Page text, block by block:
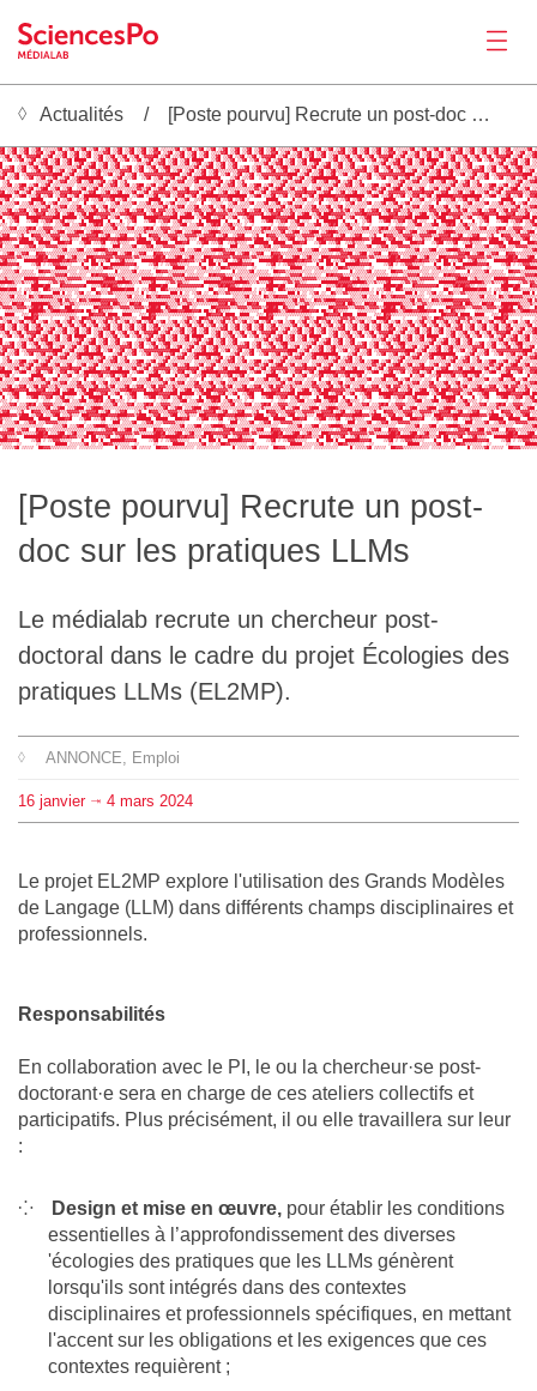
Actualités
Productions
Activités
Outils
Séminaire
L'équipe
Le médialab
Actualités [Poste pourvu] Recrute un post-doc sur les pratiques LLMs
▓█ ░▒▓█ ░▒▓█ ░▒▓█ ░▒░░▒▒▓█ ░▒▓█ ░▒▓█ ░▒▓█ ░▒▓█ ░▒▓█ ░▒▓█ ░▒▓█ ░▒▓█ ░▒░░▒▒▓█ ░▒▓█ ░▒▓█ ░▒▓█ ░▒▓█ ░▒▓█ ░▒▓█ ░▒▓█ ░▒▓█ ░▒░░▒▒▓█ ░▒▓█ ░▒▓█ ░▒▓█ ░▒▓█ ░▒▓█ ░▒▓█ ░▒▓█ ░▒▓█ ░▒░░▒▒▓█ ░▒▓█ ░▒▓█ ░▒▓█ ░▒▓█ ░▒▓█ ░▒▓█ ░▒▓█ ░▒▓█ ░▒░░▒▒▓█
▓█ ░▒▓█ ░▒▓█ ░▒▓▓█ ░▒▓█ ░▒▓█ ░▒▓█ ░▒▓█ ░▒▒▒▓▓█ ░▒▓█ ░▒▓█ ░▒▓█ ░▒▓▓█ ░▒▓█ ░▒▓█ ░▒▓█ ░▒▓█ ░▒▒▒▓▓█ ░▒▓█ ░▒▓█ ░▒▓█ ░▒▓▓█ ░▒▓█ ░▒▓█ ░▒▓█ ░▒▓█ ░▒▒▒▓▓█ ░▒▓█ ░▒▓█ ░▒▓█ ░▒▓▓█ ░▒▓█ ░▒▓█ ░▒▓█ ░▒▓█ ░▒▒▒▓▓█ ░▒▓█ ░▒▓█ ░▒▓█ ░▒▓▓█ ░▒▓█
░▒▓█ ░▒▓█ ░▓▓▓▓██ ░▒▓█ ░▒▒▓█ ░▒▓█ ░▒▓█ ░▒▓█ ░▒▓█ ░▒▓█ ░▒▓█ ░▓▓▓▓██ ░▒▓█ ░▒▒▓█ ░▒▓█ ░▒▓█ ░▒▓█ ░▒▓█ ░▒▓█ ░▒▓█ ░▓▓▓▓██ ░▒▓█ ░▒▒▓█ ░▒▓█ ░▒▓█ ░▒▓█ ░▒▓█ ░▒▓█ ░▒▓█ ░▓▓▓▓██ ░▒▓█ ░▒▒▓█ ░▒▓█ ░▒▓█ ░▒▓█ ░▒▓█ ░▒▓█ ░▒▓█ ░▓▓▓▓██ ░▒▓█
░▒▓█ ░▒▓█ ░▒▓█ ░▒▓█ ░▒▓█ ░▒▓█ █████   ░▒▓█ ░▒▒▓█ ░▒▓█ ░▒▓█ ░▒▓█ ░▒▓█ ░▒▓█ ░▒▓█ █████   ░▒▓█ ░▒▒▓█ ░▒▓█ ░▒▓█ ░▒▓█ ░▒▓█ ░▒▓█ ░▒▓█ █████   ░▒▓█ ░▒▒▓█ ░▒▓█ ░▒▓█ ░▒▓█ ░▒▓█ ░▒▓█ ░▒▓█ █████   ░▒▓█ ░▒▒▓█ ░▒▓█ ░▒▓█ ░▒▓█ ░▒▓█ ░▒▓█
█       ░░░▒▓█ ░▒▓▓█ ░▒▓█ ░▒▓█ ░▒▓█ ░▒▓█ ░▒▓█ ░▒▓█       ░░░▒▓█ ░▒▓▓█ ░▒▓█ ░▒▓█ ░▒▓█ ░▒▓█ ░▒▓█ ░▒▓█       ░░░▒▓█ ░▒▓▓█ ░▒▓█ ░▒▓█ ░▒▓█ ░▒▓█ ░▒▓█ ░▒▓█       ░░░▒▓█ ░▒▓▓█ ░▒▓█ ░▒▓█ ░▒▓█ ░▒▓█ ░▒▓█ ░▒▓█       ░░░▒▓█ ░▒▓▓█ ░▒▓█
█ ░▒▓█ ░▒▓█ ░▒▓█ ░▒▓██░░░░░░░▒▒▒▓█ ░▒▓██ ░▒▓█ ░▒▓█ ░▒▓█ ░▒▓█ ░▒▓█ ░▒▓██░░░░░░░▒▒▒▓█ ░▒▓██ ░▒▓█ ░▒▓█ ░▒▓█ ░▒▓█ ░▒▓█ ░▒▓██░░░░░░░▒▒▒▓█ ░▒▓██ ░▒▓█ ░▒▓█ ░▒▓█ ░▒▓█ ░▒▓█ ░▒▓██░░░░░░░▒▒▒▓█ ░▒▓██ ░▒▓█ ░▒▓█ ░▒▓█ ░▒▓█ ░▒▓█
▒▓▓▓▓█ ░▒▓█  ░▒▓█ ░▒▓█ ░▒▓█ ░▒▓█ ░▒▓█ ░▒▓█▒▒▒▒▒▒▒▒▓▓▓▓█ ░▒▓█  ░▒▓█ ░▒▓█ ░▒▓█ ░▒▓█ ░▒▓█ ░▒▓█▒▒▒▒▒▒▒▒▓▓▓▓█ ░▒▓█  ░▒▓█ ░▒▓█ ░▒▓█ ░▒▓█ ░▒▓█ ░▒▓█▒▒▒▒▒▒▒▒▓▓▓▓█ ░▒▓█  ░▒▓█ ░▒▓█ ░▒▓█ ░▒▓█ ░▒▓█ ░▒▓█▒▒▒▒▒▒▒▒▓▓▓▓█ ░▒▓█  ░▒▓█ ░▒▓█ ░▒▓█
▒▓█ ░▒▓█ ░▒▓▓▓▓▓▓▓▓▓▓▓████ ░▒▓█ ░░▒▓█ ░▒▓█ ░▒▓█ ░▒▓█ ░▒▓█ ░▒▓▓▓▓▓▓▓▓▓▓▓████ ░▒▓█ ░░▒▓█ ░▒▓█ ░▒▓█ ░▒▓█ ░▒▓█ ░▒▓▓▓▓▓▓▓▓▓▓▓████ ░▒▓█ ░░▒▓█ ░▒▓█ ░▒▓█ ░▒▓█ ░▒▓█ ░▒▓▓▓▓▓▓▓▓▓▓▓████ ░▒▓█ ░░▒▓█ ░▒▓█ ░▒▓█ ░▒▓█ ░▒▓█ ░▒▓▓▓▓▓▓▓▓▓▓▓████
▓█ ░▒▒▓█  ░▒▓█ ░▒▓█ ░▒▓█ ░▒▓█ ░▒▓██████████    ░▒▓█ ░▒▒▓█  ░▒▓█ ░▒▓█ ░▒▓█ ░▒▓█ ░▒▓██████████    ░▒▓█ ░▒▒▓█  ░▒▓█ ░▒▓█ ░▒▓█ ░▒▓█ ░▒▓██████████    ░▒▓█ ░▒▒▓█  ░▒▓█ ░▒▓█ ░▒▓█ ░▒▓█ ░▒▓██████████    ░▒▓█ ░▒▒▓█  ░▒▓█ ░▒▓█ ░▒▓█
░▒▓           ░░░░▒▓█ ░▒▓▓█ ░░▒▓█ ░▒▓█ ░▒▓█ ░▒▓█ ░▒▓           ░░░░▒▓█ ░▒▓▓█ ░░▒▓█ ░▒▓█ ░▒▓█ ░▒▓█ ░▒▓           ░░░░▒▓█ ░▒▓▓█ ░░▒▓█ ░▒▓█ ░▒▓█ ░▒▓█ ░▒▓           ░░░░▒▓█ ░▒▓▓█ ░░▒▓█ ░▒▓█ ░▒▓█ ░▒▓█ ░▒▓           ░░░░▒▓█
░▒▓█ ░▒▓██ ░▒▓█ ░▒▓█ ░▒░░░░░░░ ░░░░▒▒▒░▒▓█ ░▒▓▓█ ░▒▓█ ░▒▓██ ░▒▓█ ░▒▓█ ░▒░░░░░░░ ░░░░▒▒▒░▒▓█ ░▒▓▓█ ░▒▓█ ░▒▓██ ░▒▓█ ░▒▓█ ░▒░░░░░░░ ░░░░▒▒▒░▒▓█ ░▒▓▓█ ░▒▓█ ░▒▓██ ░▒▓█ ░▒▓█ ░▒░░░░░░░ ░░░░▒▒▒░▒▓█ ░▒▓▓█ ░▒▓█ ░▒▓██ ░▒▓█ ░▒▓█
▒▒░░▒▒▒▒▓▓▒▒▓█ ░▒▓██ ░▒▓█ ░▒▓█  ░▒▓█ ░▒▓█ ░▒▒▒▒▒▒▒▒░░▒▒▒▒▓▓▒▒▓█ ░▒▓██ ░▒▓█ ░▒▓█  ░▒▓█ ░▒▓█ ░▒▒▒▒▒▒▒▒░░▒▒▒▒▓▓▒▒▓█ ░▒▓██ ░▒▓█ ░▒▓█  ░▒▓█ ░▒▓█ ░▒▒▒▒▒▒▒▒░░▒▒▒▒▓▓▒▒▓█ ░▒▓██ ░▒▓█ ░▒▓█  ░▒▓█ ░▒▓█ ░▒▒▒▒▒▒▒▒░░▒▒▒▒▓▓▒▒▓█ ░▒▓██ ░▒▓█
▓█ ░▒▒▓█ ░▒▓█ ░▓▓▓▓▓▓▓▒▒▒▓▓▓▓█▓▓▓█ ░▒▓▓█  ░▒▓█ ░▒▓█ ░▒▒▓█ ░▒▓█ ░▓▓▓▓▓▓▓▒▒▒▓▓▓▓█▓▓▓█ ░▒▓▓█  ░▒▓█ ░▒▓█ ░▒▒▓█ ░▒▓█ ░▓▓▓▓▓▓▓▒▒▒▓▓▓▓█▓▓▓█ ░▒▓▓█  ░▒▓█ ░▒▓█ ░▒▒▓█ ░▒▓█ ░▓▓▓▓▓▓▓▒▒▒▓▓▓▓█▓▓▓█ ░▒▓▓█  ░▒▓█ ░▒▓█ ░▒▒▓█ ░▒▓█
█████ ░▒▓██ ░░▒▓█ ░▒▓█ ░▒▓▓█ ░▒▓█ ░███████▓▓▓▓████████ ░▒▓██ ░░▒▓█ ░▒▓█ ░▒▓▓█ ░▒▓█ ░███████▓▓▓▓████████ ░▒▓██ ░░▒▓█ ░▒▓█ ░▒▓▓█ ░▒▓█ ░███████▓▓▓▓████████ ░▒▓██ ░░▒▓█ ░▒▓█ ░▒▓▓█ ░▒▓█ ░███████▓▓▓▓████████ ░▒▓██ ░░▒▓█ ░▒▓█
░▒▓█ ░       █████      █ ░▒▓█  ░▒▒▓█ ░▒▒▓█ ░▒▓█ ░▒▓█ ░       █████      █ ░▒▓█  ░▒▒▓█ ░▒▒▓█ ░▒▓█ ░▒▓█ ░       █████      █ ░▒▓█  ░▒▒▓█ ░▒▒▓█ ░▒▓█ ░▒▓█ ░       █████      █ ░▒▓█  ░▒▒▓█ ░▒▒▓█ ░▒▓█ ░▒▓█ ░       █████      █
█ ░░▒▒▓█ ░░▒▓█ ░▒▓█ ░▒▓█ ░░░░ ░░░  █   ░░░░░  ░▒▓█ ░░▒▒▓█ ░░▒▓█ ░▒▓█ ░▒▓█ ░░░░ ░░░  █   ░░░░░  ░▒▓█ ░░▒▒▓█ ░░▒▓█ ░▒▓█ ░▒▓█ ░░░░ ░░░  █   ░░░░░  ░▒▓█ ░░▒▒▓█ ░░▒▓█ ░▒▓█ ░▒▓█ ░░░░ ░░░  █   ░░░░░  ░▒▓█ ░░▒▒▓█ ░░▒▓█ ░▒▓█ ░▒▓█
░░▒▒░░  ░░░▒▒▒▒░░░▒▓█ ░▒▒▓▓█ ░▒▒▓█ ░▒▒▓█ ░▒▓█ ▒▒▒░░▒▒░░  ░░░▒▒▒▒░░░▒▓█ ░▒▒▓▓█ ░▒▒▓█ ░▒▒▓█ ░▒▓█ ▒▒▒░░▒▒░░  ░░░▒▒▒▒░░░▒▓█ ░▒▒▓▓█ ░▒▒▓█ ░▒▒▓█ ░▒▓█ ▒▒▒░░▒▒░░  ░░░▒▒▒▒░░░▒▓█ ░▒▒▓▓█ ░▒▒▓█ ░▒▒▓█ ░▒▓█ ▒▒▒░░▒▒░░  ░░░▒▒▒▒░░░▒▓█
░░▒▓█ ░▒▓▓█ ░▒▓█ ▓▓▓▒▒▒▓▒▒░░░▒▒▒▓▓▓▒▒▒▒▓█ ░▒▓▒▓█ ░░▒▓█ ░▒▓▓█ ░▒▓█ ▓▓▓▒▒▒▓▒▒░░░▒▒▒▓▓▓▒▒▒▒▓█ ░▒▓▒▓█ ░░▒▓█ ░▒▓▓█ ░▒▓█ ▓▓▓▒▒▒▓▒▒░░░▒▒▒▓▓▓▒▒▒▒▓█ ░▒▓▒▓█ ░░▒▓█ ░▒▓▓█ ░▒▓█ ▓▓▓▒▒▒▓▒▒░░░▒▒▒▓▓▓▒▒▒▒▓█ ░▒▓▒▓█ ░░▒▓█ ░▒▓▓█ ░▒▓█
▒▓▓▓██▓▓▓▓▓█ ░▒▓▓▓█ ░▒▒▓█ ░▒▓██ ░▒▓█ ███▓▓▓▓▓▓▒▒▒▒▓▓▓██▓▓▓▓▓█ ░▒▓▓▓█ ░▒▒▓█ ░▒▓██ ░▒▓█ ███▓▓▓▓▓▓▒▒▒▒▓▓▓██▓▓▓▓▓█ ░▒▓▓▓█ ░▒▒▓█ ░▒▓██ ░▒▓█ ███▓▓▓▓▓▓▒▒▒▒▓▓▓██▓▓▓▓▓█ ░▒▓▓▓█ ░▒▒▓█ ░▒▓██ ░▒▓█ ███▓▓▓▓▓▓▒▒▒▒▓▓▓██▓▓▓▓▓█ ░▒▓▓▓█ ░▒▒▓█
█  ░▒▓██   ██████▓▓▓▓▓███ ██████ ░▒▓███ ░▒▓▓█ ░▒▓█  ░▒▓██   ██████▓▓▓▓▓███ ██████ ░▒▓███ ░▒▓▓█ ░▒▓█  ░▒▓██   ██████▓▓▓▓▓███ ██████ ░▒▓███ ░▒▓▓█ ░▒▓█  ░▒▓██   ██████▓▓▓▓▓███ ██████ ░▒▓███ ░▒▓▓█ ░▒▓█  ░▒▓██   ██████▓▓▓▓▓███
█  ░▒▓█   ░▒▓██ ░▒▓▓█ ░▒▓█ ░░░   █  ██████  █    █  ░▒▓█   ░▒▓██ ░▒▓▓█ ░▒▓█ ░░░   █  ██████  █    █  ░▒▓█   ░▒▓██ ░▒▓▓█ ░▒▓█ ░░░   █  ██████  █    █  ░▒▓█   ░▒▓██ ░▒▓▓█ ░▒▓█ ░░░   █  ██████  █    █  ░▒▓█   ░▒▓██ ░▒▓▓█
▒▒░ ░  ░       ░  ░░░  ░░▒▓██ ░░▒▓██ ░▒▓█▓█ ░▒▓█▒▒▒░ ░  ░       ░  ░░░  ░░▒▓██ ░░▒▓██ ░▒▓█▓█ ░▒▓█▒▒▒░ ░  ░       ░  ░░░  ░░▒▓██ ░░▒▓██ ░▒▓█▓█ ░▒▓█▒▒▒░ ░  ░       ░  ░░░  ░░▒▓██ ░░▒▓██ ░▒▓█▓█ ░▒▓█▒▒▒░ ░  ░       ░  ░░░
░▒▒▓▓█ ░░▒▓█▓█ ░▒▓▓▓▓▒░░░ ░░░░░░░ ░░░░▒▒░ ░▒░▒▓█ ░▒▒▓▓█ ░░▒▓█▓█ ░▒▓▓▓▓▒░░░ ░░░░░░░ ░░░░▒▒░ ░▒░▒▓█ ░▒▒▓▓█ ░░▒▓█▓█ ░▒▓▓▓▓▒░░░ ░░░░░░░ ░░░░▒▒░ ░▒░▒▓█ ░▒▒▓▓█ ░░▒▓█▓█ ░▒▓▓▓▓▒░░░ ░░░░░░░ ░░░░▒▒░ ░▒░▒▓█ ░▒▒▓▓█ ░░▒▓█▓█ ░▒▓▓▓▓▒░░░
▒▒▒▒▒░░▒▒▒▒▓▒░░▒▒▒▒▓█ ░▒▓██ ░▒▒▓███ ░▒▓███▓▒▒▒░░░▒▒▒▒▒░░▒▒▒▒▓▒░░▒▒▒▒▓█ ░▒▓██ ░▒▒▓███ ░▒▓███▓▒▒▒░░░▒▒▒▒▒░░▒▒▒▒▓▒░░▒▒▒▒▓█ ░▒▓██ ░▒▒▓███ ░▒▓███▓▒▒▒░░░▒▒▒▒▒░░▒▒▒▒▓▒░░▒▒▒▒▓█ ░▒▓██ ░▒▒▓███ ░▒▓███▓▒▒▒░░░▒▒▒▒▒░░▒▒▒▒▓▒░░▒▒▒▒▓█ ░▒▓██
▒▓▓█   ░▒▓   █▓▓▓▒▒▒▒▓▓▓▓▒▒▒▓▓▓▓▓▒▒▒▓▓▓▓█ ░▒▓█  ░▒▓▓█   ░▒▓   █▓▓▓▒▒▒▒▓▓▓▓▒▒▒▓▓▓▓▓▒▒▒▓▓▓▓█ ░▒▓█  ░▒▓▓█   ░▒▓   █▓▓▓▒▒▒▒▓▓▓▓▒▒▒▓▓▓▓▓▒▒▒▓▓▓▓█ ░▒▓█  ░▒▓▓█   ░▒▓   █▓▓▓▒▒▒▒▓▓▓▓▒▒▒▓▓▓▓▓▒▒▒▓▓▓▓█ ░▒▓█  ░▒▓▓█   ░▒▓
████▓▓▓▒▓███ ░▒▓▓█ ░░▒▓██ ░░▒▓░░░ ███▓▓▓▓▓███▓▓▓▓████▓▓▓▒▓███ ░▒▓▓█ ░░▒▓██ ░░▒▓░░░ ███▓▓▓▓▓███▓▓▓▓████▓▓▓▒▓███ ░▒▓▓█ ░░▒▓██ ░░▒▓░░░ ███▓▓▓▓▓███▓▓▓▓████▓▓▓▒▓███ ░▒▓▓█ ░░▒▓██ ░░▒▓░░░ ███▓▓▓▓▓███▓▓▓▓████▓▓▓▒▓███ ░▒▓▓█ ░░▒▓██
▓▒▒▒░   ██████  █████   ███▓▓█   ░▒▓██ ░▒▒▓█  ░▒▒▓▒▒▒░   ██████  █████   ███▓▓█   ░▒▓██ ░▒▒▓█  ░▒▒▓▒▒▒░   ██████  █████   ███▓▓█   ░▒▓██ ░▒▒▓█  ░▒▒▓▒▒▒░   ██████  █████   ███▓▓█   ░▒▓██ ░▒▒▓█  ░▒▒▓▒▒▒░   ██████  █████
█ ░░░▒▓█  ░▒▓▓█ ░░▒▓▓▓▓▓▒░░░       ░      ░░   ███ ░░░▒▓█  ░▒▓▓█ ░░▒▓▓▓▓▓▒░░░       ░      ░░   ███ ░░░▒▓█  ░▒▓▓█ ░░▒▓▓▓▓▓▒░░░       ░      ░░   ███ ░░░▒▓█  ░▒▓▓█ ░░▒▓▓▓▓▓▒░░░       ░      ░░   ███ ░░░▒▓█  ░▒▓▓█
░░░░░░░░░░░░░░▒░░░    ░▒▒▒▓█ ░░▒▓██ ░▒▒▓████▓▒▒▒░░░░░░░░░░░░░░░▒░░░    ░▒▒▒▓█ ░░▒▓██ ░▒▒▓████▓▒▒▒░░░░░░░░░░░░░░░▒░░░    ░▒▒▒▓█ ░░▒▓██ ░▒▒▓████▓▒▒▒░░░░░░░░░░░░░░░▒░░░    ░▒▒▒▓█ ░░▒▓██ ░▒▒▓████▓▒▒▒░░░░░░░░░░░░░░░▒░░░
░▒▓██ ░▒▓▓█   █▓▓▓▒▒▒▒▒▒▒▒▒▒▒▒▒▒▒▒▒▒▒░░░ ░▒▓▓▓██ ░▒▓██ ░▒▓▓█   █▓▓▓▒▒▒▒▒▒▒▒▒▒▒▒▒▒▒▒▒▒▒░░░ ░▒▓▓▓██ ░▒▓██ ░▒▓▓█   █▓▓▓▒▒▒▒▒▒▒▒▒▒▒▒▒▒▒▒▒▒▒░░░ ░▒▓▓▓██ ░▒▓██ ░▒▓▓█   █▓▓▓▒▒▒▒▒▒▒▒▒▒▒▒▒▒▒▒▒▒▒░░░ ░▒▓▓▓██ ░▒▓██ ░▒▓▓█
▓▓▓▓▓▓▒▓▓▒▒▒░░▒▓██▓█ ░░▒▓██ ░▒▓█░░░ ███▓▓▓▓▓▓▓▓▒▓▓▓▓▓▓▓▒▓▓▒▒▒░░▒▓██▓█ ░░▒▓██ ░▒▓█░░░ ███▓▓▓▓▓▓▓▓▒▓▓▓▓▓▓▓▒▓▓▒▒▒░░▒▓██▓█ ░░▒▓██ ░▒▓█░░░ ███▓▓▓▓▓▓▓▓▒▓▓▓▓▓▓▓▒▓▓▒▒▒░░▒▓██▓█ ░░▒▓██ ░▒▓█░░░ ███▓▓▓▓▓▓▓▓▒▓▓▓▓▓▓▓▒▓▓▒▒▒░░▒▓██▓█ ░░▒▓██
▒▓█▒▒░░   ████████▓▓██████▓▓█▓▓▓▒▒▒▓█ ██ ░▒▒▓█  ░▒▓█▒▒░░   ████████▓▓██████▓▓█▓▓▓▒▒▒▓█ ██ ░▒▒▓█  ░▒▓█▒▒░░   ████████▓▓██████▓▓█▓▓▓▒▒▒▓█ ██ ░▒▒▓█  ░▒▓█▒▒░░   ████████▓▓██████▓▓█▓▓▓▒▒▒▓█ ██ ░▒▒▓█  ░▒▓█▒▒░░
███▓▓▓▓█     ░▒▓█ ░ ░▒▓▓▓▒▒░░░    █   ███ █   ██████▓▓▓▓█     ░▒▓█ ░ ░▒▓▓▓▒▒░░░    █   ███ █   ██████▓▓▓▓█     ░▒▓█ ░ ░▒▓▓▓▒▒░░░    █   ███ █   ██████▓▓▓▓█     ░▒▓█ ░ ░▒▓▓▓▒▒░░░    █   ███ █   ██████▓▓▓▓█     ░▒▓█ ░
▒░░░░  ░░      ░░      █████ ░░░░░▒▓█ ░░ ░▒██▓▓▒▒▒░░░░  ░░      ░░      █████ ░░░░░▒▓█ ░░ ░▒██▓▓▒▒▒░░░░  ░░      ░░      █████ ░░░░░▒▓█ ░░ ░▒██▓▓▒▒▒░░░░  ░░      ░░      █████ ░░░░░▒▓█ ░░ ░▒██▓▓▒▒▒░░░░  ░░      ░░
░▒▒▒▒▓█ ░▒░░▒  ██▓▓▓▒▒▒▒░░░▒░░░ ░░░▒░░░░░░     █ ░▒▒▒▒▓█ ░▒░░▒  ██▓▓▓▒▒▒▒░░░▒░░░ ░░░▒░░░░░░     █ ░▒▒▒▒▓█ ░▒░░▒  ██▓▓▓▒▒▒▒░░░▒░░░ ░░░▒░░░░░░     █ ░▒▒▒▒▓█ ░▒░░▒  ██▓▓▓▒▒▒▒░░░▒░░░ ░░░▒░░░░░░     █ ░▒▒▒▒▓█ ░▒░░▒
▒▒▒░░▒░▒▒▒▒▒▒▒░ ░░░  ░▒▓▓▓▓█ ░▒▒░▒░░  █▓█▓▓▓▓▒▒▒▒▒▒▒░░▒░▒▒▒▒▒▒▒░ ░░░  ░▒▓▓▓▓█ ░▒▒░▒░░  █▓█▓▓▓▓▒▒▒▒▒▒▒░░▒░▒▒▒▒▒▒▒░ ░░░  ░▒▓▓▓▓█ ░▒▒░▒░░  █▓█▓▓▓▓▒▒▒▒▒▒▒░░▒░▒▒▒▒▒▒▒░ ░░░  ░▒▓▓▓▓█ ░▒▒░▒░░  █▓█▓▓▓▓▒▒▒▒▒▒▒░░▒░▒▒▒▒▒▒▒░ ░░░
░▒▓▒░▒▒░░ ██████▓▓▓▓▓▓▓▒▒▒▒▒▓▓▓▓▓▓▒░░▒▒░░░▒▓████ ░▒▓▒░▒▒░░ ██████▓▓▓▓▓▓▓▒▒▒▒▒▓▓▓▓▓▓▒░░▒▒░░░▒▓████ ░▒▓▒░▒▒░░ ██████▓▓▓▓▓▓▓▒▒▒▒▒▓▓▓▓▓▓▒░░▒▒░░░▒▓████ ░▒▓▒░▒▒░░ ██████▓▓▓▓▓▓▓▒▒▒▒▒▓▓▓▓▓▓▒░░▒▒░░░▒▓████ ░▒▓▒░▒▒░░
█████▓▒▒▒▓▒▒▒▒▓█    ░▒▓▓▒▓▓▒▒░      ███████▓▓▓▓▓▓█████▓▒▒▒▓▒▒▒▒▓█    ░▒▓▓▒▓▓▒▒░      ███████▓▓▓▓▓▓█████▓▒▒▒▓▒▒▒▒▓█    ░▒▓▓▒▓▓▒▒░      ███████▓▓▓▓▓▓█████▓▒▒▒▓▒▒▒▒▓█    ░▒▓▓▒▓▓▒▒░      ███████▓▓▓▓▓▓█████▓▒▒▒▓▒▒▒▒▓█
▒░ ░░░░      █████▓██    █▓▓▓▓▓▓▓▓▓█  ░░░▒▓█▓██▓▓▒░ ░░░░      █████▓██    █▓▓▓▓▓▓▓▓▓█  ░░░▒▓█▓██▓▓▒░ ░░░░      █████▓██    █▓▓▓▓▓▓▓▓▓█  ░░░▒▓█▓██▓▓▒░ ░░░░      █████▓██    █▓▓▓▓▓▓▓▓▓█  ░░░▒▓█▓██▓▓▒░ ░░░░      █████▓██
███▓███ ░ ░▒▒▓██  ██▓▒░░▒▒▒░░░░░░     ██  ░░░ ██████▓███ ░ ░▒▒▓██  ██▓▒░░▒▒▒░░░░░░     ██  ░░░ ██████▓███ ░ ░▒▒▓██  ██▓▒░░▒▒▒░░░░░░     ██  ░░░ ██████▓███ ░ ░▒▒▓██  ██▓▒░░▒▒▒░░░░░░     ██  ░░░ ██████▓███ ░ ░▒▒▓██
▒▒░▒░░░░░ █ ░ ░▒░     ███ █ ░░ ░▒▓█ ░░  █▓▒░▒▓▓▒▒▒▒░▒░░░░░ █ ░ ░▒░     ███ █ ░░ ░▒▓█ ░░  █▓▒░▒▓▓▒▒▒▒░▒░░░░░ █ ░ ░▒░     ███ █ ░░ ░▒▓█ ░░  █▓▒░▒▓▓▒▒▒▒░▒░░░░░ █ ░ ░▒░     ███ █ ░░ ░▒▓█ ░░  █▓▒░▒▓▓▒▒▒▒░▒░░░░░ █ ░ ░▒░     ███ █
▒░░▒▓█ ▒▒░░ █▓▒▒▓█▓▓▓▓▒▒▒▒▒▒▒░  ░░░▒▒░░░░░      ░▒░░▒▓█ ▒▒░░ █▓▒▒▓█▓▓▓▓▒▒▒▒▒▒▒░  ░░░▒▒░░░░░      ░▒░░▒▓█ ▒▒░░ █▓▒▒▓█▓▓▓▓▒▒▒▒▒▒▒░  ░░░▒▒░░░░░      ░▒░░▒▓█ ▒▒░░ █▓▒▒▓█▓▓▓▓▒▒▒▒▒▒▒░  ░░░▒▒░░░░░      ░▒░░▒▓█ ▒▒░░
▒░░░▒▒░▒▒▒▒░▒░░░░░░░▒▒▒▒▓█ ▓▓▒░░ █▓▓▒▓████▓▓▓▓▓▓▓▒░░░▒▒░▒▒▒▒░▒░░░░░░░▒▒▒▒▓█ ▓▓▒░░ █▓▓▒▓████▓▓▓▓▓▓▓▒░░░▒▒░▒▒▒▒░▒░░░░░░░▒▒▒▒▓█ ▓▓▒░░ █▓▓▒▓████▓▓▓▓▓▓▓▒░░░▒▒░▒▒▒▒░▒░░░░░░░▒▒▒▒▓█ ▓▓▒░░ █▓▓▒▓████▓▓▓▓▓▓▓▒░░░▒▒░▒▒▒▒░▒░░░░░░░▒▒▒▒▓█
▓▒░░ ██▓▓█   ███████▓▒▒▒▒▓▒░▒▓▓▒▒▒░▒▒▒▒▒░▒▓▓▓█ ██▓▒░░ ██▓▓█   ███████▓▒▒▒▒▓▒░▒▓▓▒▒▒░▒▒▒▒▒░▒▓▓▓█ ██▓▒░░ ██▓▓█   ███████▓▒▒▒▒▓▒░▒▓▓▒▒▒░▒▒▒▒▒░▒▓▓▓█ ██▓▒░░ ██▓▓█   ███████▓▒▒▒▒▓▒░▒▓▓▒▒▒░▒▒▒▒▒░▒▓▓▓█ ██▓▒░░ ██▓▓█
▒▓▓▓▓▒▒▓▓▓▓▒▒▓██▓█  █▓▒░░  ███ ░░      ██▓▓▓▓▓▓▒░▒▓▓▓▓▒▒▓▓▓▓▒▒▓██▓█  █▓▒░░  ███ ░░      ██▓▓▓▓▓▓▒░▒▓▓▓▓▒▒▓▓▓▓▒▒▓██▓█  █▓▒░░  ███ ░░      ██▓▓▓▓▓▓▒░▒▓▓▓▓▒▒▓▓▓▓▒▒▓██▓█  █▓▒░░  ███ ░░      ██▓▓▓▓▓▓▒░▒▓▓▓▓▒▒▓▓▓▓▒▒▓██▓█  █▓▒░░
░▒░░░░░░  ██████▓▒▒▓███▓▓▓███▓▓▓█ ██░░ █▓▒▒░░    ░▒░░░░░░  ██████▓▒▒▓███▓▓▓███▓▓▓█ ██░░ █▓▒▒░░    ░▒░░░░░░  ██████▓▒▒▓███▓▓▓███▓▓▓█ ██░░ █▓▒▒░░    ░▒░░░░░░  ██████▓▒▒▓███▓▓▓███▓▓▓█ ██░░ █▓▒▒░░    ░▒░░░░░░
████   ▒▒░ █▓▓▒▒░░░░░▒▒▒▒▒▒▒░░     ██▓▓▓▓█ ████  ████   ▒▒░ █▓▓▒▒░░░░░▒▒▒▒▒▒▒░░     ██▓▓▓▓█ ████  ████   ▒▒░ █▓▓▒▒░░░░░▒▒▒▒▒▒▒░░     ██▓▓▓▓█ ████  ████   ▒▒░ █▓▓▒▒░░░░░▒▒▒▒▒▒▒░░     ██▓▓▓▓█ ████  ████   ▒▒░
▓▒▒░░░░░  ████▓█     ░     ░░▓▓▒░ ██▓▓▒▒▒▒▒▒▓▓▓▒▓▓▒▒░░░░░  ████▓█     ░     ░░▓▓▒░ ██▓▓▒▒▒▒▒▒▓▓▓▒▓▓▒▒░░░░░  ████▓█     ░     ░░▓▓▒░ ██▓▓▒▒▒▒▒▒▓▓▓▒▓▓▒▒░░░░░  ████▓█     ░     ░░▓▓▒░ ██▓▓▒▒▒▒▒▒▓▓▓▒▓▓▒▒░░░░░  ████▓█     ░
░▒▓█ ░▒▓█ ░▒▓█ ░▒▓█ ░▒▓█ ░▒▓█ ░▒▓█ ░▒▓█ ░▒▓█ ░▒▓ ░▒▓█ ░▒▓█ ░▒▓█ ░▒▓█ ░▒▓█ ░▒▓█ ░▒▓█ ░▒▓█ ░▒▓█ ░▒▓ ░▒▓█ ░▒▓█ ░▒▓█ ░▒▓█ ░▒▓█ ░▒▓█ ░▒▓█ ░▒▓█ ░▒▓█ ░▒▓ ░▒▓█ ░▒▓█ ░▒▓█ ░▒▓█ ░▒▓█ ░▒▓█ ░▒▓█ ░▒▓█ ░▒▓█ ░▒▓ ░▒▓█ ░▒▓█ ░▒▓█ ░▒▓█ ░▒▓█
▓█ ░▒▓█ ░▒▓█ ░▒▓█ ░▒░░▒▒▓█ ░▒▓█ ░▒▓█ ░▒▓█ ░▒▓█ ░▒▓█ ░▒▓█ ░▒▓█ ░▒▓█ ░▒░░▒▒▓█ ░▒▓█ ░▒▓█ ░▒▓█ ░▒▓█ ░▒▓█ ░▒▓█ ░▒▓█ ░▒▓█ ░▒░░▒▒▓█ ░▒▓█ ░▒▓█ ░▒▓█ ░▒▓█ ░▒▓█ ░▒▓█ ░▒▓█ ░▒▓█ ░▒░░▒▒▓█ ░▒▓█ ░▒▓█ ░▒▓█ ░▒▓█ ░▒▓█ ░▒▓█ ░▒▓█ ░▒▓█ ░▒░░▒▒▓█
▓█ ░▒▓█ ░▒▓█ ░▒▓▓█ ░▒▓█ ░▒▓█ ░▒▓█ ░▒▓█ ░▒▒▒▓▓█ ░▒▓█ ░▒▓█ ░▒▓█ ░▒▓▓█ ░▒▓█ ░▒▓█ ░▒▓█ ░▒▓█ ░▒▒▒▓▓█ ░▒▓█ ░▒▓█ ░▒▓█ ░▒▓▓█ ░▒▓█ ░▒▓█ ░▒▓█ ░▒▓█ ░▒▒▒▓▓█ ░▒▓█ ░▒▓█ ░▒▓█ ░▒▓▓█ ░▒▓█ ░▒▓█ ░▒▓█ ░▒▓█ ░▒▒▒▓▓█ ░▒▓█ ░▒▓█ ░▒▓█ ░▒▓▓█ ░▒▓█
░▒▓█ ░▒▓█ ░▓▓▓▓██ ░▒▓█ ░▒▒▓█ ░▒▓█ ░▒▓█ ░▒▓█ ░▒▓█ ░▒▓█ ░▒▓█ ░▓▓▓▓██ ░▒▓█ ░▒▒▓█ ░▒▓█ ░▒▓█ ░▒▓█ ░▒▓█ ░▒▓█ ░▒▓█ ░▓▓▓▓██ ░▒▓█ ░▒▒▓█ ░▒▓█ ░▒▓█ ░▒▓█ ░▒▓█ ░▒▓█ ░▒▓█ ░▓▓▓▓██ ░▒▓█ ░▒▒▓█ ░▒▓█ ░▒▓█ ░▒▓█ ░▒▓█ ░▒▓█ ░▒▓█ ░▓▓▓▓██ ░▒▓█
░▒▓█ ░▒▓█ ░▒▓█ ░▒▓█ ░▒▓█ ░▒▓█ █████   ░▒▓█ ░▒▒▓█ ░▒▓█ ░▒▓█ ░▒▓█ ░▒▓█ ░▒▓█ ░▒▓█ █████   ░▒▓█ ░▒▒▓█ ░▒▓█ ░▒▓█ ░▒▓█ ░▒▓█ ░▒▓█ ░▒▓█ █████   ░▒▓█ ░▒▒▓█ ░▒▓█ ░▒▓█ ░▒▓█ ░▒▓█ ░▒▓█ ░▒▓█ █████   ░▒▓█ ░▒▒▓█ ░▒▓█ ░▒▓█ ░▒▓█ ░▒▓█ ░▒▓█
█       ░░░▒▓█ ░▒▓▓█ ░▒▓█ ░▒▓█ ░▒▓█ ░▒▓█ ░▒▓█ ░▒▓█       ░░░▒▓█ ░▒▓▓█ ░▒▓█ ░▒▓█ ░▒▓█ ░▒▓█ ░▒▓█ ░▒▓█       ░░░▒▓█ ░▒▓▓█ ░▒▓█ ░▒▓█ ░▒▓█ ░▒▓█ ░▒▓█ ░▒▓█       ░░░▒▓█ ░▒▓▓█ ░▒▓█ ░▒▓█ ░▒▓█ ░▒▓█ ░▒▓█ ░▒▓█       ░░░▒▓█ ░▒▓▓█ ░▒▓█
█ ░▒▓█ ░▒▓█ ░▒▓█ ░▒▓██░░░░░░░▒▒▒▓█ ░▒▓██ ░▒▓█ ░▒▓█ ░▒▓█ ░▒▓█ ░▒▓█ ░▒▓██░░░░░░░▒▒▒▓█ ░▒▓██ ░▒▓█ ░▒▓█ ░▒▓█ ░▒▓█ ░▒▓█ ░▒▓██░░░░░░░▒▒▒▓█ ░▒▓██ ░▒▓█ ░▒▓█ ░▒▓█ ░▒▓█ ░▒▓█ ░▒▓██░░░░░░░▒▒▒▓█ ░▒▓██ ░▒▓█ ░▒▓█ ░▒▓█ ░▒▓█ ░▒▓█
▒▓▓▓▓█ ░▒▓█  ░▒▓█ ░▒▓█ ░▒▓█ ░▒▓█ ░▒▓█ ░▒▓█▒▒▒▒▒▒▒▒▓▓▓▓█ ░▒▓█  ░▒▓█ ░▒▓█ ░▒▓█ ░▒▓█ ░▒▓█ ░▒▓█▒▒▒▒▒▒▒▒▓▓▓▓█ ░▒▓█  ░▒▓█ ░▒▓█ ░▒▓█ ░▒▓█ ░▒▓█ ░▒▓█▒▒▒▒▒▒▒▒▓▓▓▓█ ░▒▓█  ░▒▓█ ░▒▓█ ░▒▓█ ░▒▓█ ░▒▓█ ░▒▓█▒▒▒▒▒▒▒▒▓▓▓▓█ ░▒▓█  ░▒▓█ ░▒▓█ ░▒▓█
▒▓█ ░▒▓█ ░▒▓▓▓▓▓▓▓▓▓▓▓████ ░▒▓█ ░░▒▓█ ░▒▓█ ░▒▓█ ░▒▓█ ░▒▓█ ░▒▓▓▓▓▓▓▓▓▓▓▓████ ░▒▓█ ░░▒▓█ ░▒▓█ ░▒▓█ ░▒▓█ ░▒▓█ ░▒▓▓▓▓▓▓▓▓▓▓▓████ ░▒▓█ ░░▒▓█ ░▒▓█ ░▒▓█ ░▒▓█ ░▒▓█ ░▒▓▓▓▓▓▓▓▓▓▓▓████ ░▒▓█ ░░▒▓█ ░▒▓█ ░▒▓█ ░▒▓█ ░▒▓█ ░▒▓▓▓▓▓▓▓▓▓▓▓████
▓█ ░▒▒▓█  ░▒▓█ ░▒▓█ ░▒▓█ ░▒▓█ ░▒▓██████████    ░▒▓█ ░▒▒▓█  ░▒▓█ ░▒▓█ ░▒▓█ ░▒▓█ ░▒▓██████████    ░▒▓█ ░▒▒▓█  ░▒▓█ ░▒▓█ ░▒▓█ ░▒▓█ ░▒▓██████████    ░▒▓█ ░▒▒▓█  ░▒▓█ ░▒▓█ ░▒▓█ ░▒▓█ ░▒▓██████████    ░▒▓█ ░▒▒▓█  ░▒▓█ ░▒▓█ ░▒▓█
░▒▓           ░░░░▒▓█ ░▒▓▓█ ░░▒▓█ ░▒▓█ ░▒▓█ ░▒▓█ ░▒▓           ░░░░▒▓█ ░▒▓▓█ ░░▒▓█ ░▒▓█ ░▒▓█ ░▒▓█ ░▒▓           ░░░░▒▓█ ░▒▓▓█ ░░▒▓█ ░▒▓█ ░▒▓█ ░▒▓█ ░▒▓           ░░░░▒▓█ ░▒▓▓█ ░░▒▓█ ░▒▓█ ░▒▓█ ░▒▓█ ░▒▓           ░░░░▒▓█
░▒▓█ ░▒▓██ ░▒▓█ ░▒▓█ ░▒░░░░░░░ ░░░░▒▒▒░▒▓█ ░▒▓▓█ ░▒▓█ ░▒▓██ ░▒▓█ ░▒▓█ ░▒░░░░░░░ ░░░░▒▒▒░▒▓█ ░▒▓▓█ ░▒▓█ ░▒▓██ ░▒▓█ ░▒▓█ ░▒░░░░░░░ ░░░░▒▒▒░▒▓█ ░▒▓▓█ ░▒▓█ ░▒▓██ ░▒▓█ ░▒▓█ ░▒░░░░░░░ ░░░░▒▒▒░▒▓█ ░▒▓▓█ ░▒▓█ ░▒▓██ ░▒▓█ ░▒▓█
▒▒░░▒▒▒▒▓▓▒▒▓█ ░▒▓██ ░▒▓█ ░▒▓█  ░▒▓█ ░▒▓█ ░▒▒▒▒▒▒▒▒░░▒▒▒▒▓▓▒▒▓█ ░▒▓██ ░▒▓█ ░▒▓█  ░▒▓█ ░▒▓█ ░▒▒▒▒▒▒▒▒░░▒▒▒▒▓▓▒▒▓█ ░▒▓██ ░▒▓█ ░▒▓█  ░▒▓█ ░▒▓█ ░▒▒▒▒▒▒▒▒░░▒▒▒▒▓▓▒▒▓█ ░▒▓██ ░▒▓█ ░▒▓█  ░▒▓█ ░▒▓█ ░▒▒▒▒▒▒▒▒░░▒▒▒▒▓▓▒▒▓█ ░▒▓██ ░▒▓█
▓█ ░▒▒▓█ ░▒▓█ ░▓▓▓▓▓▓▓▒▒▒▓▓▓▓█▓▓▓█ ░▒▓▓█  ░▒▓█ ░▒▓█ ░▒▒▓█ ░▒▓█ ░▓▓▓▓▓▓▓▒▒▒▓▓▓▓█▓▓▓█ ░▒▓▓█  ░▒▓█ ░▒▓█ ░▒▒▓█ ░▒▓█ ░▓▓▓▓▓▓▓▒▒▒▓▓▓▓█▓▓▓█ ░▒▓▓█  ░▒▓█ ░▒▓█ ░▒▒▓█ ░▒▓█ ░▓▓▓▓▓▓▓▒▒▒▓▓▓▓█▓▓▓█ ░▒▓▓█  ░▒▓█ ░▒▓█ ░▒▒▓█ ░▒▓█
█████ ░▒▓██ ░░▒▓█ ░▒▓█ ░▒▓▓█ ░▒▓█ ░███████▓▓▓▓████████ ░▒▓██ ░░▒▓█ ░▒▓█ ░▒▓▓█ ░▒▓█ ░███████▓▓▓▓████████ ░▒▓██ ░░▒▓█ ░▒▓█ ░▒▓▓█ ░▒▓█ ░███████▓▓▓▓████████ ░▒▓██ ░░▒▓█ ░▒▓█ ░▒▓▓█ ░▒▓█ ░███████▓▓▓▓████████ ░▒▓██ ░░▒▓█ ░▒▓█
░▒▓█ ░       █████      █ ░▒▓█  ░▒▒▓█ ░▒▒▓█ ░▒▓█ ░▒▓█ ░       █████      █ ░▒▓█  ░▒▒▓█ ░▒▒▓█ ░▒▓█ ░▒▓█ ░       █████      █ ░▒▓█  ░▒▒▓█ ░▒▒▓█ ░▒▓█ ░▒▓█ ░       █████      █ ░▒▓█  ░▒▒▓█ ░▒▒▓█ ░▒▓█ ░▒▓█ ░       █████      █
█ ░░▒▒▓█ ░░▒▓█ ░▒▓█ ░▒▓█ ░░░░ ░░░  █   ░░░░░  ░▒▓█ ░░▒▒▓█ ░░▒▓█ ░▒▓█ ░▒▓█ ░░░░ ░░░  █   ░░░░░  ░▒▓█ ░░▒▒▓█ ░░▒▓█ ░▒▓█ ░▒▓█ ░░░░ ░░░  █   ░░░░░  ░▒▓█ ░░▒▒▓█ ░░▒▓█ ░▒▓█ ░▒▓█ ░░░░ ░░░  █   ░░░░░  ░▒▓█ ░░▒▒▓█ ░░▒▓█ ░▒▓█ ░▒▓█
░░▒▒░░  ░░░▒▒▒▒░░░▒▓█ ░▒▒▓▓█ ░▒▒▓█ ░▒▒▓█ ░▒▓█ ▒▒▒░░▒▒░░  ░░░▒▒▒▒░░░▒▓█ ░▒▒▓▓█ ░▒▒▓█ ░▒▒▓█ ░▒▓█ ▒▒▒░░▒▒░░  ░░░▒▒▒▒░░░▒▓█ ░▒▒▓▓█ ░▒▒▓█ ░▒▒▓█ ░▒▓█ ▒▒▒░░▒▒░░  ░░░▒▒▒▒░░░▒▓█ ░▒▒▓▓█ ░▒▒▓█ ░▒▒▓█ ░▒▓█ ▒▒▒░░▒▒░░  ░░░▒▒▒▒░░░▒▓█
░░▒▓█ ░▒▓▓█ ░▒▓█ ▓▓▓▒▒▒▓▒▒░░░▒▒▒▓▓▓▒▒▒▒▓█ ░▒▓▒▓█ ░░▒▓█ ░▒▓▓█ ░▒▓█ ▓▓▓▒▒▒▓▒▒░░░▒▒▒▓▓▓▒▒▒▒▓█ ░▒▓▒▓█ ░░▒▓█ ░▒▓▓█ ░▒▓█ ▓▓▓▒▒▒▓▒▒░░░▒▒▒▓▓▓▒▒▒▒▓█ ░▒▓▒▓█ ░░▒▓█ ░▒▓▓█ ░▒▓█ ▓▓▓▒▒▒▓▒▒░░░▒▒▒▓▓▓▒▒▒▒▓█ ░▒▓▒▓█ ░░▒▓█ ░▒▓▓█ ░▒▓█
▒▓▓▓██▓▓▓▓▓█ ░▒▓▓▓█ ░▒▒▓█ ░▒▓██ ░▒▓█ ███▓▓▓▓▓▓▒▒▒▒▓▓▓██▓▓▓▓▓█ ░▒▓▓▓█ ░▒▒▓█ ░▒▓██ ░▒▓█ ███▓▓▓▓▓▓▒▒▒▒▓▓▓██▓▓▓▓▓█ ░▒▓▓▓█ ░▒▒▓█ ░▒▓██ ░▒▓█ ███▓▓▓▓▓▓▒▒▒▒▓▓▓██▓▓▓▓▓█ ░▒▓▓▓█ ░▒▒▓█ ░▒▓██ ░▒▓█ ███▓▓▓▓▓▓▒▒▒▒▓▓▓██▓▓▓▓▓█ ░▒▓▓▓█ ░▒▒▓█
█  ░▒▓██   ██████▓▓▓▓▓███ ██████ ░▒▓███ ░▒▓▓█ ░▒▓█  ░▒▓██   ██████▓▓▓▓▓███ ██████ ░▒▓███ ░▒▓▓█ ░▒▓█  ░▒▓██   ██████▓▓▓▓▓███ ██████ ░▒▓███ ░▒▓▓█ ░▒▓█  ░▒▓██   ██████▓▓▓▓▓███ ██████ ░▒▓███ ░▒▓▓█ ░▒▓█  ░▒▓██   ██████▓▓▓▓▓███
█  ░▒▓█   ░▒▓██ ░▒▓▓█ ░▒▓█ ░░░   █  ██████  █    █  ░▒▓█   ░▒▓██ ░▒▓▓█ ░▒▓█ ░░░   █  ██████  █    █  ░▒▓█   ░▒▓██ ░▒▓▓█ ░▒▓█ ░░░   █  ██████  █    █  ░▒▓█   ░▒▓██ ░▒▓▓█ ░▒▓█ ░░░   █  ██████  █    █  ░▒▓█   ░▒▓██ ░▒▓▓█
▒▒░ ░  ░       ░  ░░░  ░░▒▓██ ░░▒▓██ ░▒▓█▓█ ░▒▓█▒▒▒░ ░  ░       ░  ░░░  ░░▒▓██ ░░▒▓██ ░▒▓█▓█ ░▒▓█▒▒▒░ ░  ░       ░  ░░░  ░░▒▓██ ░░▒▓██ ░▒▓█▓█ ░▒▓█▒▒▒░ ░  ░       ░  ░░░  ░░▒▓██ ░░▒▓██ ░▒▓█▓█ ░▒▓█▒▒▒░ ░  ░       ░  ░░░
░▒▒▓▓█ ░░▒▓█▓█ ░▒▓▓▓▓▒░░░ ░░░░░░░ ░░░░▒▒░ ░▒░▒▓█ ░▒▒▓▓█ ░░▒▓█▓█ ░▒▓▓▓▓▒░░░ ░░░░░░░ ░░░░▒▒░ ░▒░▒▓█ ░▒▒▓▓█ ░░▒▓█▓█ ░▒▓▓▓▓▒░░░ ░░░░░░░ ░░░░▒▒░ ░▒░▒▓█ ░▒▒▓▓█ ░░▒▓█▓█ ░▒▓▓▓▓▒░░░ ░░░░░░░ ░░░░▒▒░ ░▒░▒▓█ ░▒▒▓▓█ ░░▒▓█▓█ ░▒▓▓▓▓▒░░░
▒▒▒▒▒░░▒▒▒▒▓▒░░▒▒▒▒▓█ ░▒▓██ ░▒▒▓███ ░▒▓███▓▒▒▒░░░▒▒▒▒▒░░▒▒▒▒▓▒░░▒▒▒▒▓█ ░▒▓██ ░▒▒▓███ ░▒▓███▓▒▒▒░░░▒▒▒▒▒░░▒▒▒▒▓▒░░▒▒▒▒▓█ ░▒▓██ ░▒▒▓███ ░▒▓███▓▒▒▒░░░▒▒▒▒▒░░▒▒▒▒▓▒░░▒▒▒▒▓█ ░▒▓██ ░▒▒▓███ ░▒▓███▓▒▒▒░░░▒▒▒▒▒░░▒▒▒▒▓▒░░▒▒▒▒▓█ ░▒▓██
▒▓▓█   ░▒▓   █▓▓▓▒▒▒▒▓▓▓▓▒▒▒▓▓▓▓▓▒▒▒▓▓▓▓█ ░▒▓█  ░▒▓▓█   ░▒▓   █▓▓▓▒▒▒▒▓▓▓▓▒▒▒▓▓▓▓▓▒▒▒▓▓▓▓█ ░▒▓█  ░▒▓▓█   ░▒▓   █▓▓▓▒▒▒▒▓▓▓▓▒▒▒▓▓▓▓▓▒▒▒▓▓▓▓█ ░▒▓█  ░▒▓▓█   ░▒▓   █▓▓▓▒▒▒▒▓▓▓▓▒▒▒▓▓▓▓▓▒▒▒▓▓▓▓█ ░▒▓█  ░▒▓▓█   ░▒▓
████▓▓▓▒▓███ ░▒▓▓█ ░░▒▓██ ░░▒▓░░░ ███▓▓▓▓▓███▓▓▓▓████▓▓▓▒▓███ ░▒▓▓█ ░░▒▓██ ░░▒▓░░░ ███▓▓▓▓▓███▓▓▓▓████▓▓▓▒▓███ ░▒▓▓█ ░░▒▓██ ░░▒▓░░░ ███▓▓▓▓▓███▓▓▓▓████▓▓▓▒▓███ ░▒▓▓█ ░░▒▓██ ░░▒▓░░░ ███▓▓▓▓▓███▓▓▓▓████▓▓▓▒▓███ ░▒▓▓█ ░░▒▓██
▓▒▒▒░   ██████  █████   ███▓▓█   ░▒▓██ ░▒▒▓█  ░▒▒▓▒▒▒░   ██████  █████   ███▓▓█   ░▒▓██ ░▒▒▓█  ░▒▒▓▒▒▒░   ██████  █████   ███▓▓█   ░▒▓██ ░▒▒▓█  ░▒▒▓▒▒▒░   ██████  █████   ███▓▓█   ░▒▓██ ░▒▒▓█  ░▒▒▓▒▒▒░   ██████  █████
█ ░░░▒▓█  ░▒▓▓█ ░░▒▓▓▓▓▓▒░░░       ░      ░░   ███ ░░░▒▓█  ░▒▓▓█ ░░▒▓▓▓▓▓▒░░░       ░      ░░   ███ ░░░▒▓█  ░▒▓▓█ ░░▒▓▓▓▓▓▒░░░       ░      ░░   ███ ░░░▒▓█  ░▒▓▓█ ░░▒▓▓▓▓▓▒░░░       ░      ░░   ███ ░░░▒▓█  ░▒▓▓█
░░░░░░░░░░░░░░▒░░░    ░▒▒▒▓█ ░░▒▓██ ░▒▒▓████▓▒▒▒░░░░░░░░░░░░░░░▒░░░    ░▒▒▒▓█ ░░▒▓██ ░▒▒▓████▓▒▒▒░░░░░░░░░░░░░░░▒░░░    ░▒▒▒▓█ ░░▒▓██ ░▒▒▓████▓▒▒▒░░░░░░░░░░░░░░░▒░░░    ░▒▒▒▓█ ░░▒▓██ ░▒▒▓████▓▒▒▒░░░░░░░░░░░░░░░▒░░░
░▒▓██ ░▒▓▓█   █▓▓▓▒▒▒▒▒▒▒▒▒▒▒▒▒▒▒▒▒▒▒░░░ ░▒▓▓▓██ ░▒▓██ ░▒▓▓█   █▓▓▓▒▒▒▒▒▒▒▒▒▒▒▒▒▒▒▒▒▒▒░░░ ░▒▓▓▓██ ░▒▓██ ░▒▓▓█   █▓▓▓▒▒▒▒▒▒▒▒▒▒▒▒▒▒▒▒▒▒▒░░░ ░▒▓▓▓██ ░▒▓██ ░▒▓▓█   █▓▓▓▒▒▒▒▒▒▒▒▒▒▒▒▒▒▒▒▒▒▒░░░ ░▒▓▓▓██ ░▒▓██ ░▒▓▓█
▓▓▓▓▓▓▒▓▓▒▒▒░░▒▓██▓█ ░░▒▓██ ░▒▓█░░░ ███▓▓▓▓▓▓▓▓▒▓▓▓▓▓▓▓▒▓▓▒▒▒░░▒▓██▓█ ░░▒▓██ ░▒▓█░░░ ███▓▓▓▓▓▓▓▓▒▓▓▓▓▓▓▓▒▓▓▒▒▒░░▒▓██▓█ ░░▒▓██ ░▒▓█░░░ ███▓▓▓▓▓▓▓▓▒▓▓▓▓▓▓▓▒▓▓▒▒▒░░▒▓██▓█ ░░▒▓██ ░▒▓█░░░ ███▓▓▓▓▓▓▓▓▒▓▓▓▓▓▓▓▒▓▓▒▒▒░░▒▓██▓█ ░░▒▓██
▒▓█▒▒░░   ████████▓▓██████▓▓█▓▓▓▒▒▒▓█ ██ ░▒▒▓█  ░▒▓█▒▒░░   ████████▓▓██████▓▓█▓▓▓▒▒▒▓█ ██ ░▒▒▓█  ░▒▓█▒▒░░   ████████▓▓██████▓▓█▓▓▓▒▒▒▓█ ██ ░▒▒▓█  ░▒▓█▒▒░░   ████████▓▓██████▓▓█▓▓▓▒▒▒▓█ ██ ░▒▒▓█  ░▒▓█▒▒░░
███▓▓▓▓█     ░▒▓█ ░ ░▒▓▓▓▒▒░░░    █   ███ █   ██████▓▓▓▓█     ░▒▓█ ░ ░▒▓▓▓▒▒░░░    █   ███ █   ██████▓▓▓▓█     ░▒▓█ ░ ░▒▓▓▓▒▒░░░    █   ███ █   ██████▓▓▓▓█     ░▒▓█ ░ ░▒▓▓▓▒▒░░░    █   ███ █   ██████▓▓▓▓█     ░▒▓█ ░
▒░░░░  ░░      ░░      █████ ░░░░░▒▓█ ░░ ░▒██▓▓▒▒▒░░░░  ░░      ░░      █████ ░░░░░▒▓█ ░░ ░▒██▓▓▒▒▒░░░░  ░░      ░░      █████ ░░░░░▒▓█ ░░ ░▒██▓▓▒▒▒░░░░  ░░      ░░      █████ ░░░░░▒▓█ ░░ ░▒██▓▓▒▒▒░░░░  ░░      ░░
░▒▒▒▒▓█ ░▒░░▒  ██▓▓▓▒▒▒▒░░░▒░░░ ░░░▒░░░░░░     █ ░▒▒▒▒▓█ ░▒░░▒  ██▓▓▓▒▒▒▒░░░▒░░░ ░░░▒░░░░░░     █ ░▒▒▒▒▓█ ░▒░░▒  ██▓▓▓▒▒▒▒░░░▒░░░ ░░░▒░░░░░░     █ ░▒▒▒▒▓█ ░▒░░▒  ██▓▓▓▒▒▒▒░░░▒░░░ ░░░▒░░░░░░     █ ░▒▒▒▒▓█ ░▒░░▒
[Poste pourvu] Recrute un post-
doc sur les pratiques LLMs
Le médialab recrute un chercheur post-
doctoral dans le cadre du projet Écologies des
pratiques LLMs (EL2MP).
ANNONCE , Emploi
16 janvier ⇥ 4 mars 2024
Le projet EL2MP explore l'utilisation des Grands Modèles
de Langage (LLM) dans différents champs disciplinaires et
professionnels.
Responsabilités
En collaboration avec le PI, le ou la chercheur·se post-
doctorant·e sera en charge de ces ateliers collectifs et
participatifs. Plus précisément, il ou elle travaillera sur leur
:
Design et mise en œuvre, pour établir les conditions
essentielles à l’approfondissement des diverses
'écologies des pratiques que les LLMs génèrent
lorsqu'ils sont intégrés dans des contextes
disciplinaires et professionnels spécifiques, en mettant
l'accent sur les obligations et les exigences que ces
contextes requièrent ;